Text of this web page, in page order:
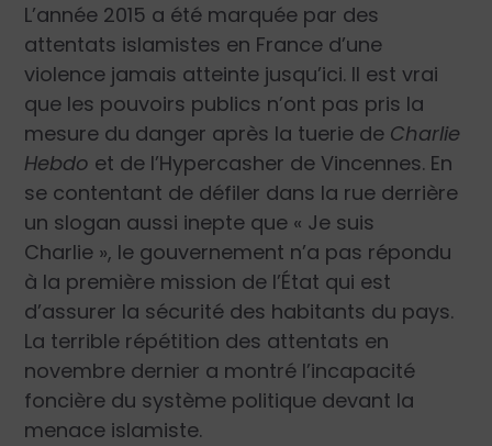
L’année 2015 a été marquée par des
attentats islamistes en France d’une
violence jamais atteinte jusqu’ici. Il est vrai
que les pouvoirs publics n’ont pas pris la
mesure du danger après la tuerie de Charlie
Hebdo et de l’Hypercasher de Vincennes. En
se contentant de défiler dans la rue derrière
un slogan aussi inepte que « Je suis
Charlie », le gouvernement n’a pas répondu
à la première mission de l’État qui est
d’assurer la sécurité des habitants du pays.
La terrible répétition des attentats en
novembre dernier a montré l’incapacité
foncière du système politique devant la
menace islamiste.